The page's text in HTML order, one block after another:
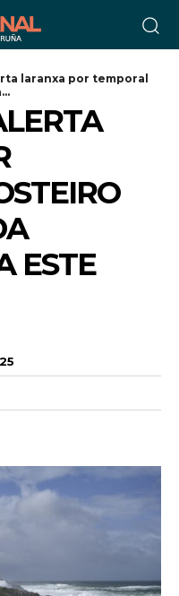
laranxa por temporal
ESTE